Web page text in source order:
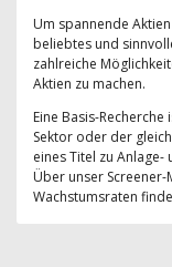
Um spannende
beliebtes und
zahlreiche
Aktien zu machen.
Eine Basis-
Sektor oder der
eines Titel zu
Über unser
Wachstumsraten